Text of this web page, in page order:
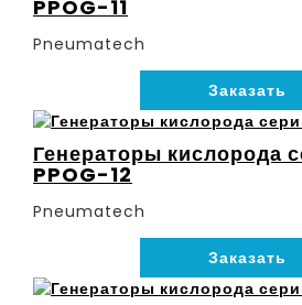
PPOG-11
Pneumatech
Заказать
Генераторы кислорода
PPOG-12
Pneumatech
Заказать